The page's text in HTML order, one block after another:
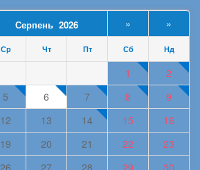
Серпень 2026 » »
Ср Чт Пт Сб Нд
1
2
5 6 7 8
9
12 13 14 15
16
19 20 21 22
23
26 27 28 29
30